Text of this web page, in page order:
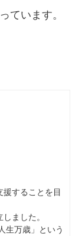
ています。
することを目
ました。
生万歳」という